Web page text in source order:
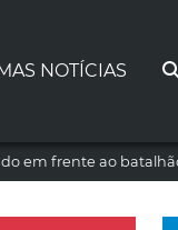
NOTÍCIAS
em frente ao